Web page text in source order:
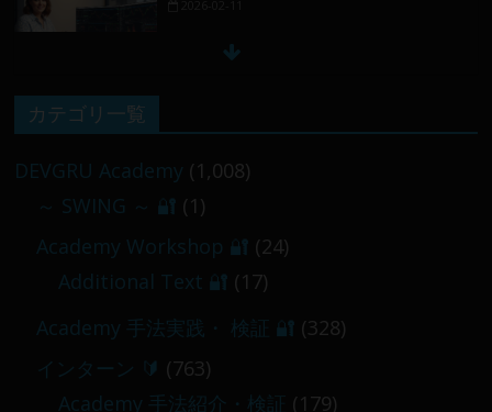
／
【 メンバー限定 】2026-03-05～06
カテゴリ一覧
DEVGRU Academy (1,008)
～ SWING ～ 🔐 (1)
Academy Workshop 🔐 (24)
Additional Text 🔐 (17)
Academy 手法実践・ 検証 🔐 (328)
インターン 🔰 (763)
Academy 手法紹介・検証 (179)